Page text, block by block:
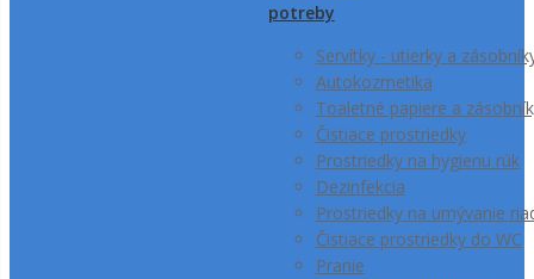
potreby
Servítky - utierky a
Autokozmetika
Toaletné papiere a
Čistiace prostriedky
Prostriedky na hygienu rúk
Dezinfekcia
Prostriedky na umývanie
Čistiace prostriedky do WC
Pranie